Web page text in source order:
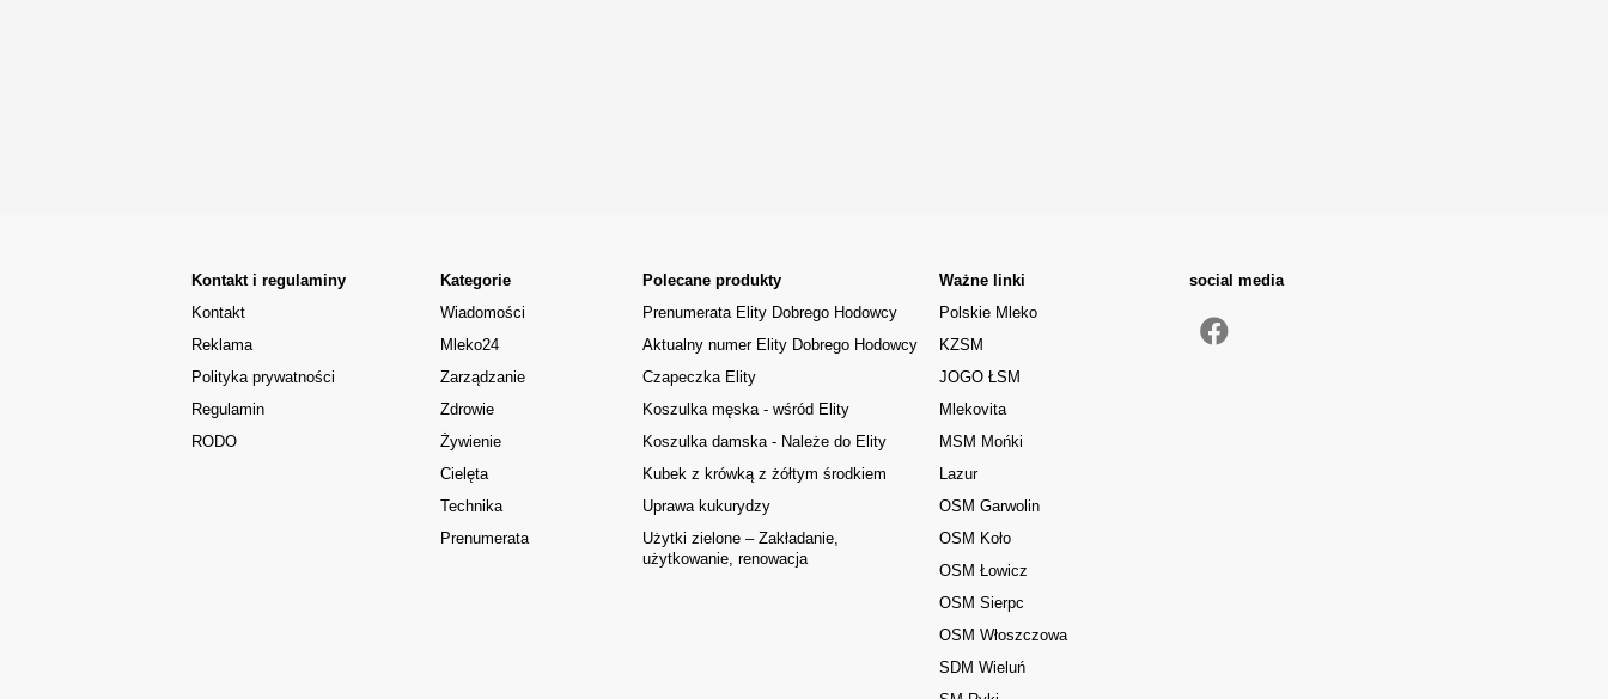
Kontakt i regulaminy
Kontakt
Reklama
Polityka prywatności
Regulamin
RODO
Kategorie
Wiadomości
Mleko24
Zarządzanie
Zdrowie
Żywienie
Cielęta
Technika
Prenumerata
Polecane produkty
Prenumerata Elity Dobrego Hodowcy
Aktualny numer Elity Dobrego Hodowcy
Czapeczka Elity
Koszulka męska - wśród Elity
Koszulka damska - Należe do Elity
Kubek z krówką z żółtym środkiem
Uprawa kukurydzy
Użytki zielone – Zakładanie,
użytkowanie, renowacja
Ważne linki
Polskie Mleko
KZSM
JOGO ŁSM
Mlekovita
MSM Mońki
Lazur
OSM Garwolin
OSM Koło
OSM Łowicz
OSM Sierpc
OSM Włoszczowa
SDM Wieluń
social media